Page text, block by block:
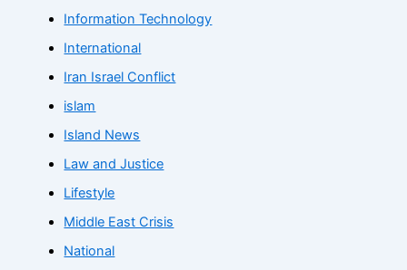
Information Technology
International
Iran Israel Conflict
islam
Island News
Law and Justice
Lifestyle
Middle East Crisis
National